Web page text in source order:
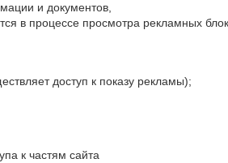
и документов,
в процессе просмотра рекламных
доступ к показу рекламы);
к частям сайта